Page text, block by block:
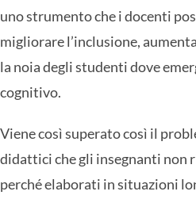
uno strumento che i docenti
migliorare l’inclusione,
la noia degli studenti dove
cognitivo.
Viene così superato così il
didattici che gli insegnanti non
perché elaborati in situazioni